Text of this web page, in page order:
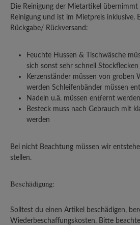
Die Reinigung der Mietartikel übernimmt
Reinigung und ist im Mietpreis inklusive.
Rückgabe/ Rückversand:
Feuchte Hussen & Tischwäsche
sich sonst sehr schnell
Kerzenständer müssen von groben
werden Schleifenbänder müssen
Nadeln u.ä. müssen entfernt werden
Besteck muss nach Gebrauch mit
werden
Bei nicht Beachtung müssen wir
stellen.
Beschädigung:
Solltest du einen Artikel beschädigen,
Wiederbeschaffungskosten. Bitte